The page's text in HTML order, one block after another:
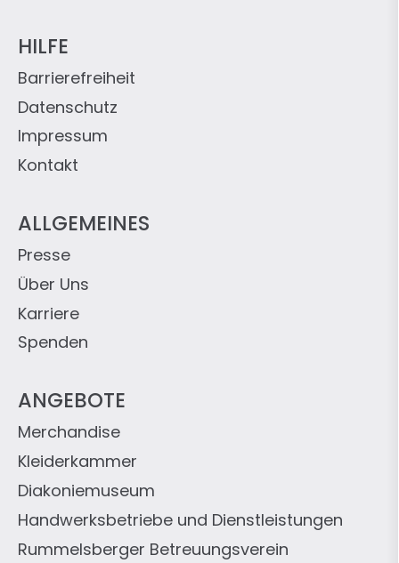
ANGEBOTE
Rummelsberger Betreuungsverein
Handwerksbetriebe und Dienstleistungen
Diakoniemuseum
Kleiderkammer
Merchandise
ALLGEMEINES
Spenden
Karriere
Über Uns
Presse
HILFE
Kontakt
Impressum
Datenschutz
Barrierefreiheit